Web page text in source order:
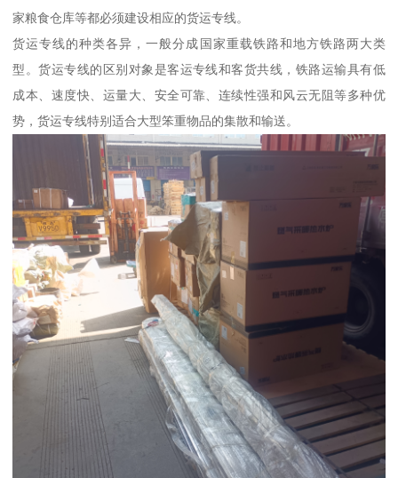
家粮食仓库等都必须建设相应的货运专线。
货运专线的种类各异，一般分成国家重载铁路和地方铁路两大类
型。货运专线的区别对象是客运专线和客货共线，铁路运输具有低
成本、速度快、运量大、安全可靠、连续性强和风云无阻等多种优
势，货运专线特别适合大型笨重物品的集散和输送。